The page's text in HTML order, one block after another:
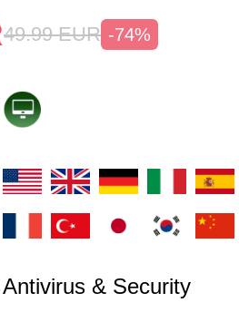
49.99 EUR -74%
Antivirus & Security